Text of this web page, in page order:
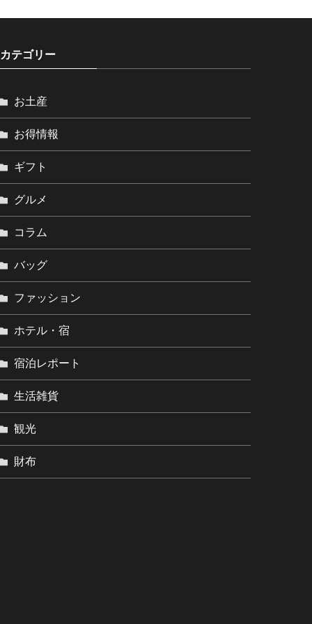
カテゴリー
お土産
お得情報
ギフト
グルメ
コラム
バッグ
ファッション
ホテル・宿
宿泊レポート
生活雑貨
観光
財布